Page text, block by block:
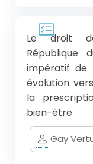
Le droit
République
impératif de
évolution
la
bien-être
Gay